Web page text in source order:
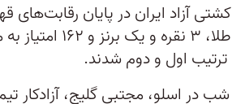
کسب ۳ طلا، ۳
ترتیب اول و دوم شدند.